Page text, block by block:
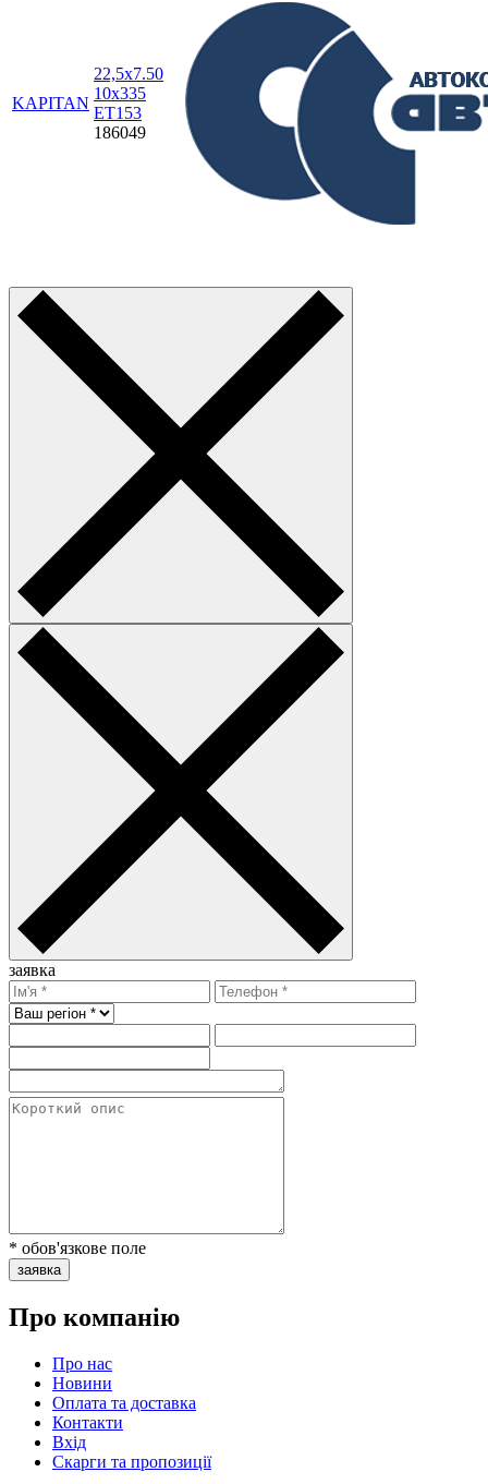
KAPITAN
22,5х7.50
10х335
ET153
186049
заявка
* обов'язкове поле
заявка
Про компанію
Про нас
Новини
Оплата та доставка
Контакти
Вхiд
Скарги та пропозиції